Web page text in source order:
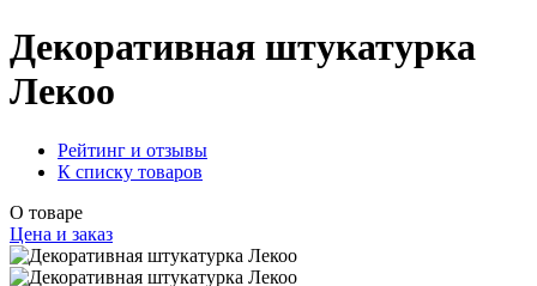
Декоративная штукатурка
Лекоо
Рейтинг и отзывы
К списку товаров
О товаре
Цена и заказ